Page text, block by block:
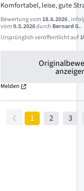
Komfortabel, leise, gute
Bewertung vom18.6.2026,
vom9.5.2026durch Bernard G.
Ursprünglich veröffentlicht auf
Melden
1 2 3